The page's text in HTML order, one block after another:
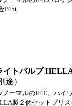
P45t
トバルブ
途）
ノーマルのH4E、ハイ
製２個セットブリ